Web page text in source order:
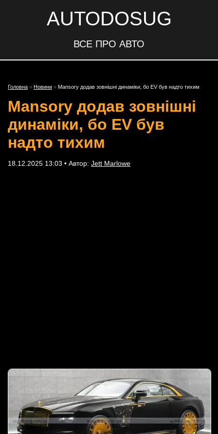
AUTODOSUG
ВСЕ ПРО АВТО
Головна » Новини » Mansory додав зовнішні динаміки, бо EV був надто тихим
Mansory додав зовнішні
динаміки, бо EV був
надто тихим
18.12.2025 13:03 • Автор: Jett Marlowe